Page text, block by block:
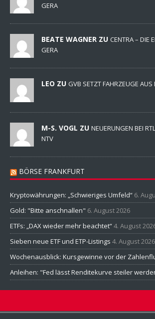
GERA
BEATE WAGNER ZU CENTRA – DIE
GERA
LEO ZU GVB SETZT FAHRZEUGE
M-S. VOGL ZU NEUERUNGEN BEI
NTV
BÖRSE FRANKFURT
Kryptowährungen: „Schwieriges Umfeld“ 6.
Gold: "Bitte anschnallen" 6. August 2026
ETFs: „DAX wieder mehr beachtet“4. August
Sieben neue ETF und ETP-Listings 4. August 2026
Wochenausblick: Kursgewinne vor der
Anleihen: "Fed lässt Renditekurve steiler